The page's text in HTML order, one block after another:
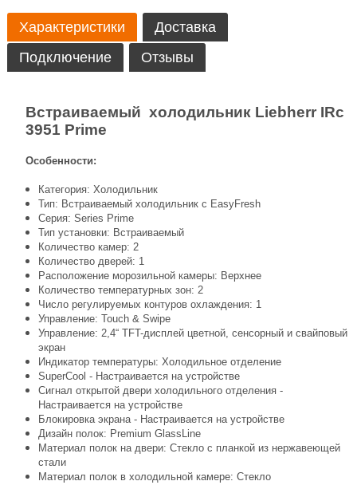
Характеристики
Доставка
Подключение
Отзывы
Встраиваемый холодильник Liebherr IRc
3951 Prime
Особенности:
Категория: Холодильник
Тип: Встраиваемый холодильник с EasyFresh
Серия: Series Prime
Тип установки: Встраиваемый
Количество камер: 2
Количество дверей: 1
Расположение морозильной камеры: Верхнее
Количество температурных зон: 2
Число регулируемых контуров охлаждения: 1
Управление: Touch & Swipe
Управление: 2,4“ TFT-дисплей цветной, сенсорный и свайповый
экран
Индикатор температуры: Холодильное отделение
SuperCool - Настраивается на устройстве
Сигнал открытой двери холодильного отделения -
Настраивается на устройстве
Блокировка экрана - Настраивается на устройстве
Дизайн полок: Premium GlassLine
Материал полок на двери: Стекло с планкой из нержавеющей
стали
Материал полок в холодильной камере: Стекло